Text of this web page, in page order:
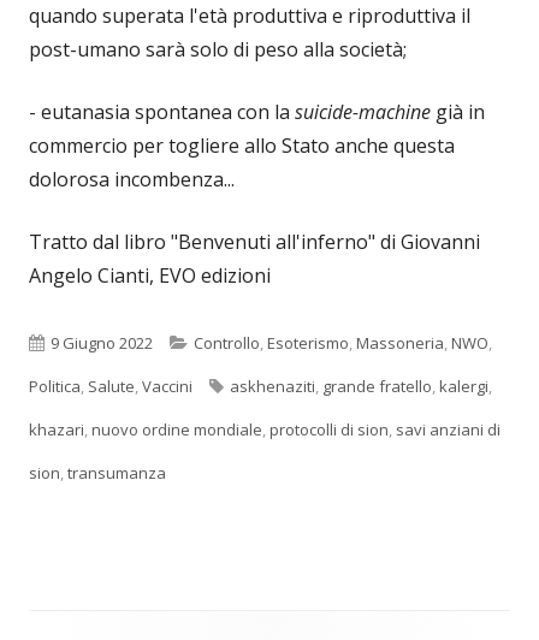
quando superata l'età produttiva e riproduttiva il
post-umano sarà solo di peso alla società;
- eutanasia spontanea con la suicide-machine già in
commercio per togliere allo Stato anche questa
dolorosa incombenza...
Tratto dal libro "Benvenuti all'inferno" di Giovanni
Angelo Cianti, EVO edizioni
Pubblicato
9 Giugno 2022 Categorie
Controllo,Esoterismo,Massoneria,NWO,
Politica, Salute,Vaccini Tag
askhenaziti, grande fratello,kalergi,
khazari,nuovo ordine mondiale,protocolli di sion, savi anziani di
sion,transumanza